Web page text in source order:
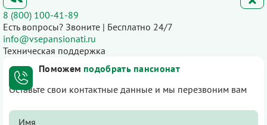
8 (800) 100-41-89
Есть вопросы? Звоните | Бесплатно 24/7
info@vsepansionati.ru
Техническая поддержка
Поможем подобрать пансионат
Оставьте свои контактные данные и мы перезвоним вам